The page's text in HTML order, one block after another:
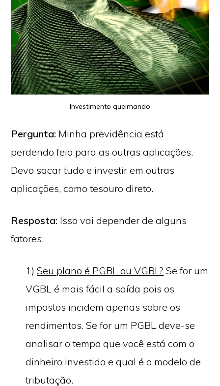
Investimento queimando
Pergunta: Minha previdência está
perdendo feio para as outras aplicações.
Devo sacar tudo e investir em outras
aplicações, como tesouro direto.
Resposta: Isso vai depender de alguns
fatores:
1)Seu plano é PGBL ou VGBL? Se for um
VGBL é mais fácil a saída pois os
impostos incidem apenas sobre os
rendimentos. Se for um PGBL deve-se
analisar o tempo que você está com o
dinheiro investido e qual é o modelo de
tributação.